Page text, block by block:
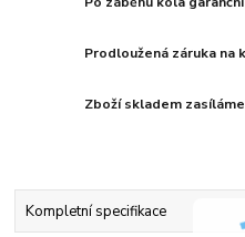
Prodloužená záruka na
Zboží skladem
Kompletní specifikace